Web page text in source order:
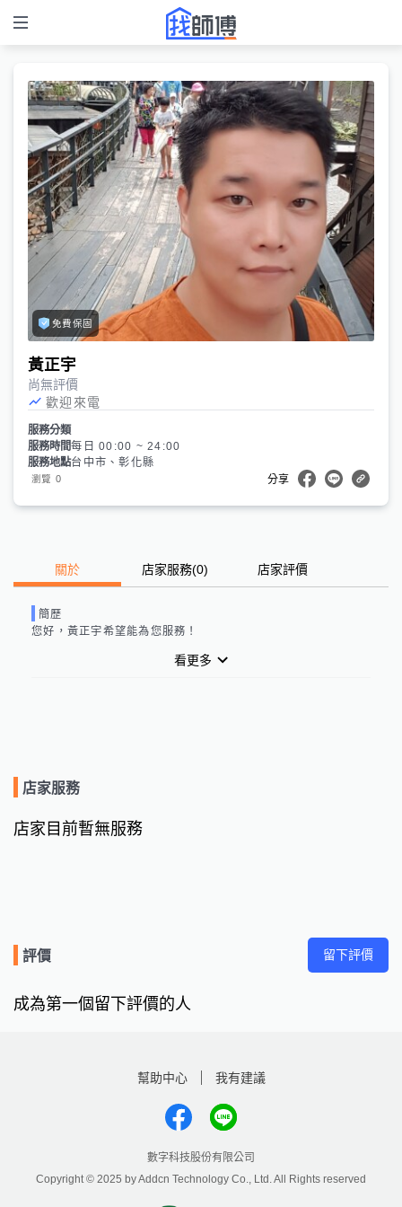
免費保固
黃正宇
尚無評價
歡迎來電
服務分類
服務時間每日 00:00 ~ 24:00
服務地點台中市、彰化縣
瀏覽 0 分享
關於 店家服務(0) 店家評價
簡歷
您好， 黃正宇希望能為您服務！
看更多
店家服務
店家目前暫無服務
評價 留下評價
成為第一個留下評價的人
幫助中心 我有建議
數字科技股份有限公司
Copyright © 2025 by Addcn Technology Co., Ltd. All Rights reserved